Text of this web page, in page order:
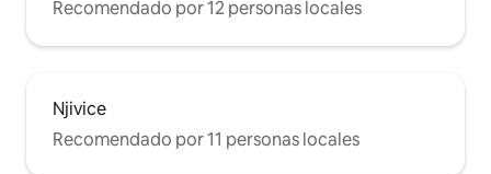
Recomendado por 12 personas locales
Njivice
Recomendado por 11 personas locales